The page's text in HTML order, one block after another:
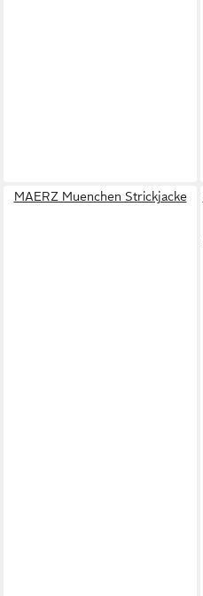
MAERZ Muenchen Strickjacke